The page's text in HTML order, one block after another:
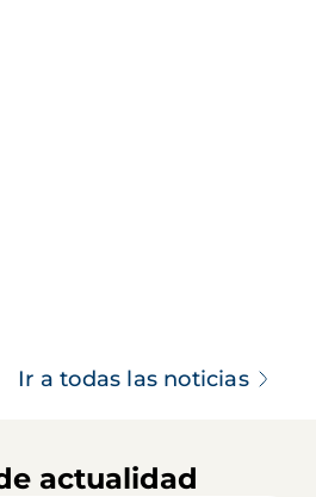
Ir a todas las noticias
actualidad